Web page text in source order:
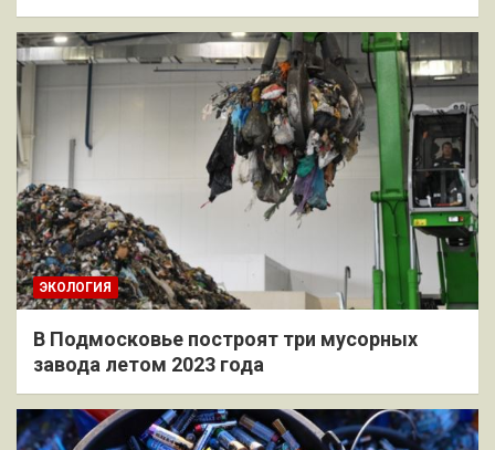
ЭКОЛОГИЯ
В Подмосковье построят три мусорных
завода летом 2023 года